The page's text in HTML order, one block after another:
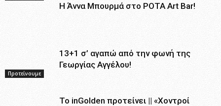
Η Άννα Μπουρμά στο ΡOTA Art Bar!
Προτείνουμε
13+1 σ’ αγαπώ από την φωνή της
Γεωργίας Αγγέλου!
Το inGolden προτείνει || «Χοντροί